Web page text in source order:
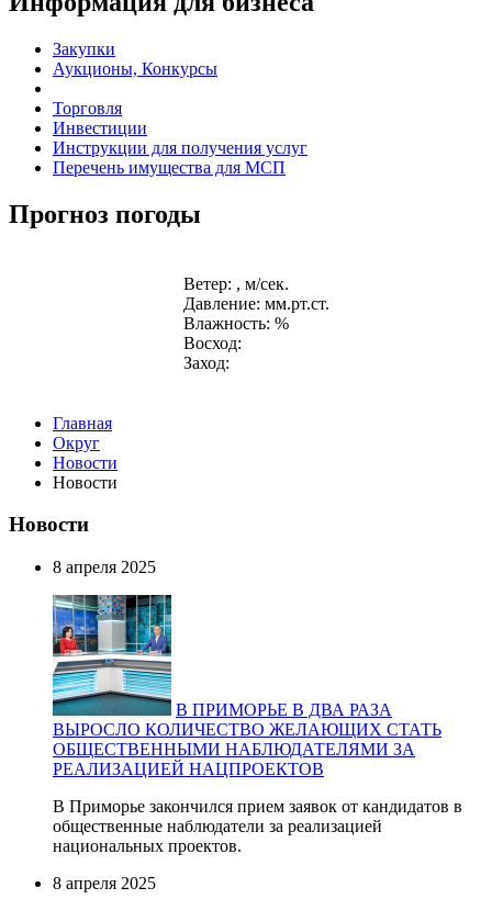
Закупки
Аукционы, Конкурсы
Торговля
Инвестиции
Инструкции для получения услуг
Перечень имущества для МСП
Прогноз погоды
Ветер: , м/сек.
Давление: мм.рт.ст.
Влажность: %
Восход:
Заход:
Главная
Округ
Новости
Новости
Новости
8 апреля 2025
В ПРИМОРЬЕ В ДВА РАЗА
ВЫРОСЛО КОЛИЧЕСТВО ЖЕЛАЮЩИХ СТАТЬ
ОБЩЕСТВЕННЫМИ НАБЛЮДАТЕЛЯМИ ЗА
РЕАЛИЗАЦИЕЙ НАЦПРОЕКТОВ
В Приморье закончился прием заявок от кандидатов в
общественные наблюдатели за реализацией
национальных проектов.
8 апреля 2025